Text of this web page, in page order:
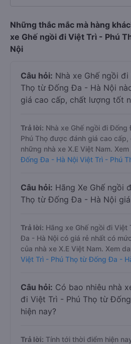
Những thắc mắc mà hàng
xe Ghế ngồi đi Việt Trì - Phú
Nội
Câu hỏi: Nhà xe Ghế ngồi
Thọ từ Đống Đa - Hà Nội
giá cao cấp, chất lượng tốt
Trả lời: Nhà xe Ghế ngồi đi Đống
Phú Thọ được đánh giá cao
những nhà xe X.E Việt Nam.
Đống Đa - Hà Nội Việt Trì - Phú
Câu hỏi: Hãng Xe Ghế ngồi
Thọ từ Đống Đa - Hà Nội giá
Trả lời: Hãng xe Ghế ngồi đi
Đa - Hà Nội có giá rẻ nhất có
của nhà xe X.E Việt Nam. Xem
Việt Trì - Phú Thọ từ Đống Đa -
Câu hỏi: Có bao nhiêu nhà
đi Việt Trì - Phú Thọ từ
hiện nay?
Trả lời: Tính tới thời điểm hiện